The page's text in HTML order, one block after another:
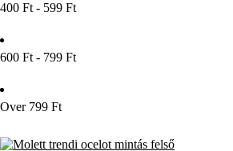
400 Ft - 599 Ft
600 Ft - 799 Ft
Over 799 Ft